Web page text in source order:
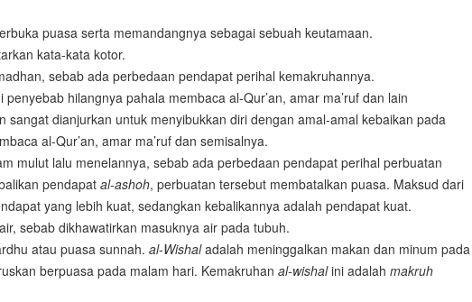
puasa serta memandangnya sebagai sebuah keutamaan.
kata-kata kotor.
sebab ada perbedaan pendapat perihal kemakruhannya.
hilangnya pahala membaca al-Qur’an, amar ma’ruf dan lain
sangat dianjurkan untuk menyibukkan diri dengan amal-amal kebaikan pada
al-Qur’an, amar ma’ruf dan semisalnya.
mulut lalu menelannya, sebab ada perbedaan pendapat perihal perbuatan
pendapatal-ashoh, perbuatan tersebut membatalkan puasa. Maksud dari
yang lebih kuat, sedangkan kebalikannya adalah pendapat kuat.
sebab dikhawatirkan masuknya air pada tubuh.
atau puasa sunnah. al-Wishaladalah meninggalkan makan dan minum pada
berpuasa pada malam hari. Kemakruhan al-wishalini adalah makruh